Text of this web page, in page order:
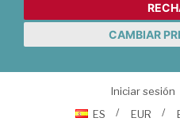
CAMBIAR
Iniciar sesión
ES
EUR